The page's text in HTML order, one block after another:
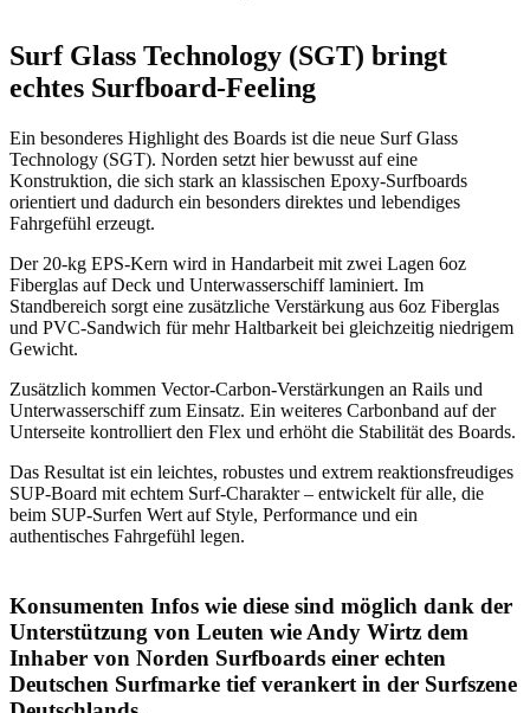
Surf Glass Technology (SGT) bringt
echtes Surfboard-Feeling
Ein besonderes Highlight des Boards ist die neue Surf Glass
Technology (SGT). Norden setzt hier bewusst auf eine
Konstruktion, die sich stark an klassischen Epoxy-Surfboards
orientiert und dadurch ein besonders direktes und lebendiges
Fahrgefühl erzeugt.
Der 20-kg EPS-Kern wird in Handarbeit mit zwei Lagen 6oz
Fiberglas auf Deck und Unterwasserschiff laminiert. Im
Standbereich sorgt eine zusätzliche Verstärkung aus 6oz Fiberglas
und PVC-Sandwich für mehr Haltbarkeit bei gleichzeitig niedrigem
Gewicht.
Zusätzlich kommen Vector-Carbon-Verstärkungen an Rails und
Unterwasserschiff zum Einsatz. Ein weiteres Carbonband auf der
Unterseite kontrolliert den Flex und erhöht die Stabilität des Boards.
Das Resultat ist ein leichtes, robustes und extrem reaktionsfreudiges
SUP-Board mit echtem Surf-Charakter – entwickelt für alle, die
beim SUP-Surfen Wert auf Style, Performance und ein
authentisches Fahrgefühl legen.
Konsumenten Infos wie diese sind möglich dank der
Unterstützung von Leuten wie Andy Wirtz dem
Inhaber von Norden Surfboards einer echten
Deutschen Surfmarke tief verankert in der Surfszene